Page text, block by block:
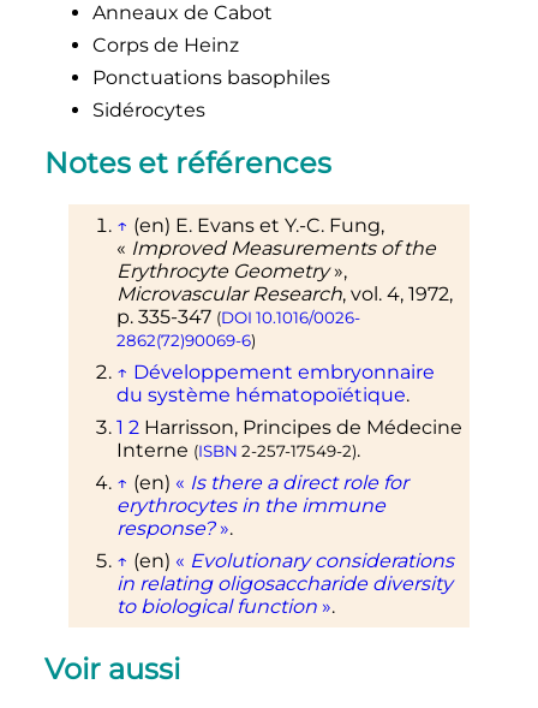
Anneaux de Cabot
Corps de Heinz
Ponctuations basophiles
Sidérocytes
Notes et références
↑ (en) E. Evans et Y.-C. Fung,
« Improved Measurements of the
Erythrocyte Geometry »,
Microvascular Research, vol. 4, 1972,
p. 335-347 (DOI 10.1016/0026-
2862(72)90069-6)
↑ Développement embryonnaire
du système hématopoïétique.
1 2 Harrisson, Principes de Médecine
Interne (ISBN 2-257-17549-2).
↑ (en) « Is there a direct role for
erythrocytes in the immune
response? ».
↑ (en) « Evolutionary considerations
in relating oligosaccharide diversity
to biological function ».
Voir aussi